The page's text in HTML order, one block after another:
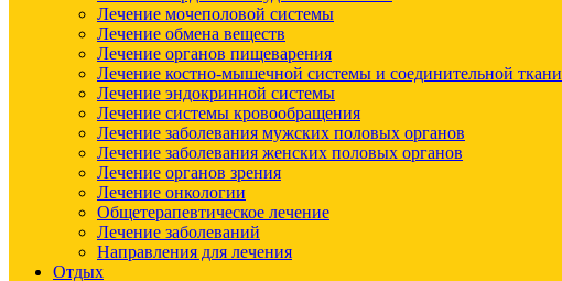
Лечение мочеполовой системы
Лечение обмена веществ
Лечение органов пищеварения
Лечение костно-мышечной системы и соединительной ткани
Лечение эндокринной системы
Лечение системы кровообращения
Лечение заболевания мужских половых органов
Лечение заболевания женских половых органов
Лечение органов зрения
Лечение онкологии
Общетерапевтическое лечение
Лечение заболеваний
Направления для лечения
Отдых